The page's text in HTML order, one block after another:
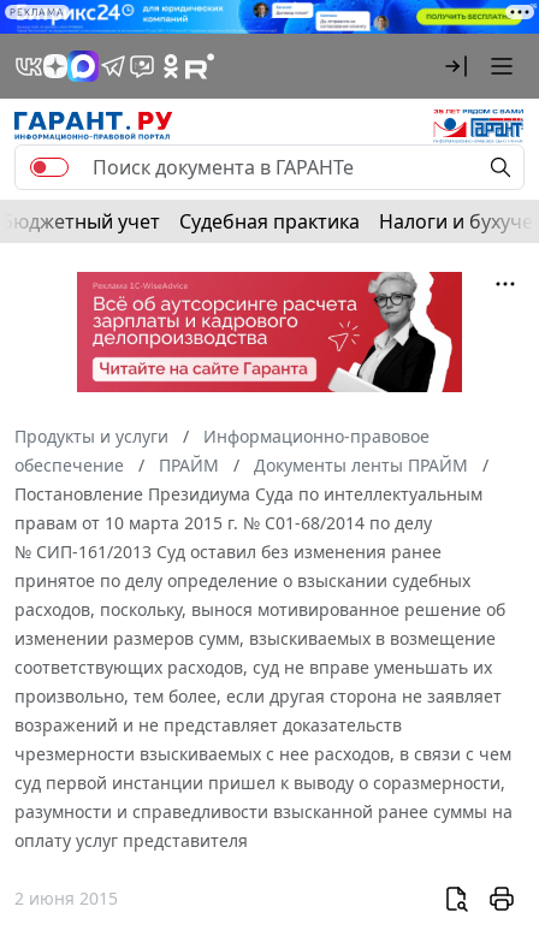
РЕКЛАМА
Бюджетный учет Судебная практика Налоги и
Продукты и услуги
Информационно-правовое
обеспечение
ПРАЙМ
Документы ленты ПРАЙМ
Постановление Президиума Суда по интеллектуальным
правам от 10 марта 2015 г. № С01-68/2014 по делу
№ СИП-161/2013 Суд оставил без изменения ранее
принятое по делу определение о взыскании судебных
расходов, поскольку, вынося мотивированное решение об
изменении размеров сумм, взыскиваемых в возмещение
соответствующих расходов, суд не вправе уменьшать их
произвольно, тем более, если другая сторона не заявляет
возражений и не представляет доказательств
чрезмерности взыскиваемых с нее расходов, в связи с чем
суд первой инстанции пришел к выводу о соразмерности,
разумности и справедливости взысканной ранее суммы на
оплату услуг представителя
2 июня 2015